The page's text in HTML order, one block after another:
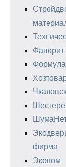
Фаворит
Формула
фирма
Эконом